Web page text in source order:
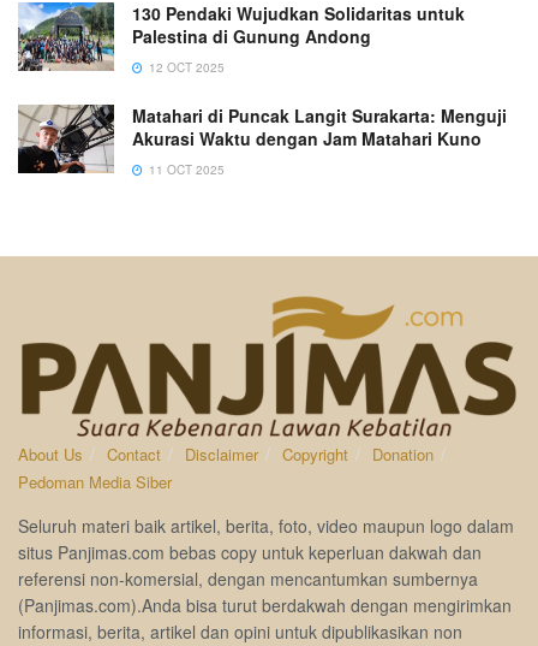
130 Pendaki Wujudkan Solidaritas untuk
Palestina di Gunung Andong
12 OCT 2025
Matahari di Puncak Langit Surakarta: Menguji
Akurasi Waktu dengan Jam Matahari Kuno
11 OCT 2025
About Us Contact Disclaimer Copyright
Donation
Pedoman Media Siber
Seluruh materi baik artikel, berita, foto, video maupun logo dalam
situs Panjimas.com bebas copy untuk keperluan dakwah dan
referensi non-komersial, dengan mencantumkan sumbernya
(Panjimas.com).Anda bisa turut berdakwah dengan mengirimkan
informasi, berita, artikel dan opini untuk dipublikasikan non